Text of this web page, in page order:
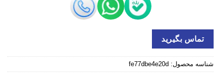
تماس بگیرید
شناسه محصول: fe77dbe4e20d